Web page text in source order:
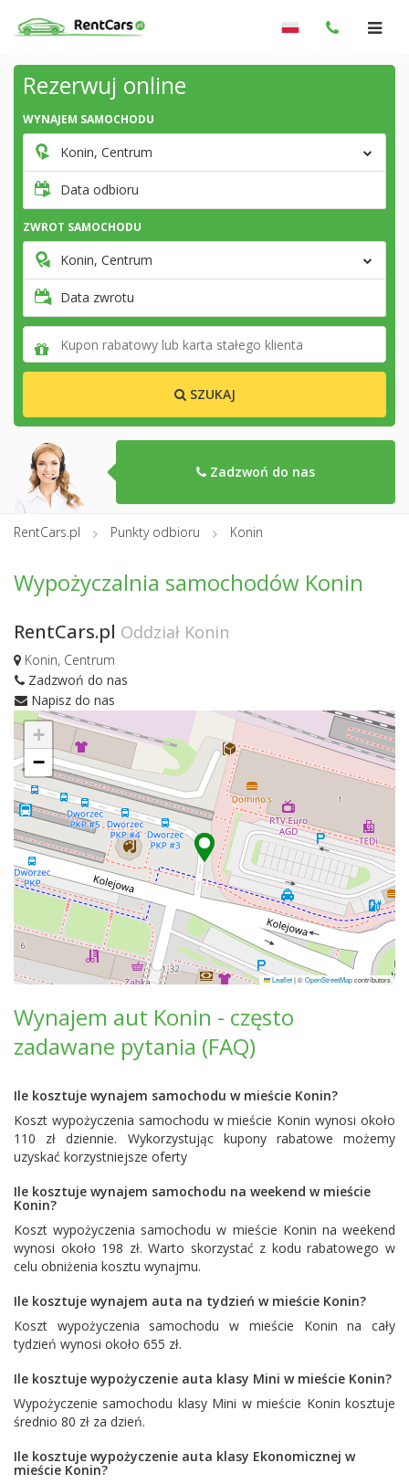
Rezerwuj online
WYNAJEM SAMOCHODU
Konin, Centrum
Data odbioru
ZWROT SAMOCHODU
Konin, Centrum
Data zwrotu
SZUKAJ
Zadzwoń do nas
RentCars.pl Punkty odbioru Konin
Wypożyczalnia samochodów Konin
RentCars.pl Oddział Konin
Konin, Centrum
Zadzwoń do nas
Napisz do nas
+
−
Leaflet|©OpenStreetMapcontributors
Wynajem aut Konin - często
zadawane pytania (FAQ)
Ile kosztuje wynajem samochodu w mieście Konin?
Koszt wypożyczenia samochodu w mieście Konin wynosi około
110 zł dziennie. Wykorzystując kupony rabatowe możemy
uzyskać korzystniejsze oferty
Ile kosztuje wynajem samochodu na weekend w mieście
Konin?
Koszt wypożyczenia samochodu w mieście Konin na weekend
wynosi około 198 zł. Warto skorzystać z kodu rabatowego w
celu obniżenia kosztu wynajmu.
Ile kosztuje wynajem auta na tydzień w mieście Konin?
Koszt wypożyczenia samochodu w mieście Konin na cały
tydzień wynosi około 655 zł.
Ile kosztuje wypożyczenie auta klasy Mini w mieście Konin?
Wypożyczenie samochodu klasy Mini w mieście Konin kosztuje
średnio 80 zł za dzień.
Ile kosztuje wypożyczenie auta klasy Ekonomicznej w
mieście Konin?